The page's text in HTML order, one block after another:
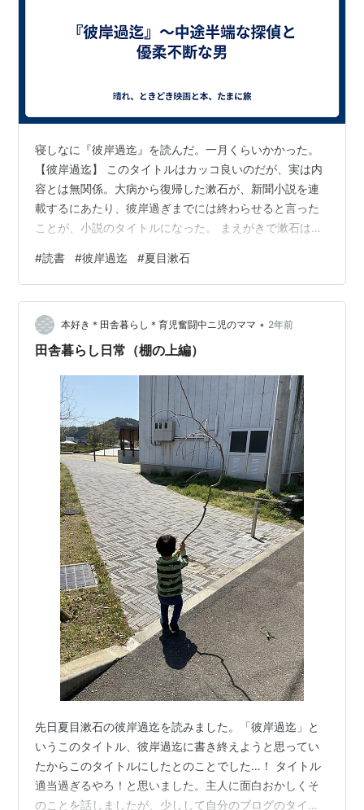
寝しなに『彼岸過迄』を読んだ。一月くらいかかった。
【彼岸過迄】 このタイトルはカッコ良いのだが、実は内
容とは無関係。大病から復帰した漱石が、新聞小説を連
載するにあたり、彼岸過ぎまでには終わらせると言った
ことが、小説のタイトルになった。 まえがきで漱石は
うようなことを述べている。また、大体の素案はある
が、書いてみないとどういう方向に進むかも分からな
い、とも書いている。 【中途半端な探偵】 例によって、
主人公は無職でぶらぶらしている敬太郎という若い男で
ある。村上春樹の小説でもたいてい主人公は無職の暇な
#読書 #彼岸過迄 #夏目漱石
本好き＊田舎暮らし＊育児奮闘中ニ児のママ • 2年前
田舎暮らし日常（棚の上編）
先日夏目漱石の彼岸過迄を読みました。「彼岸過迄」と
いうこのタイトル、彼岸過迄に書き終えようと思ってい
たからこのタイトルにしたとのことでした…！ タイトル
適当過ぎるやろ！と思いました。主人に面白おかしくそ
のことを話しましたが、少しして自分のブログのタイト